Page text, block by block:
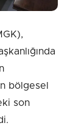
bölgesel
son